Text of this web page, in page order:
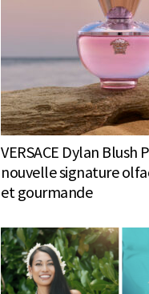
VERSACE Dylan Blush
nouvelle signature
et gourmande